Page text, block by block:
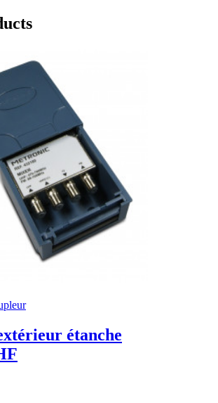
étanche